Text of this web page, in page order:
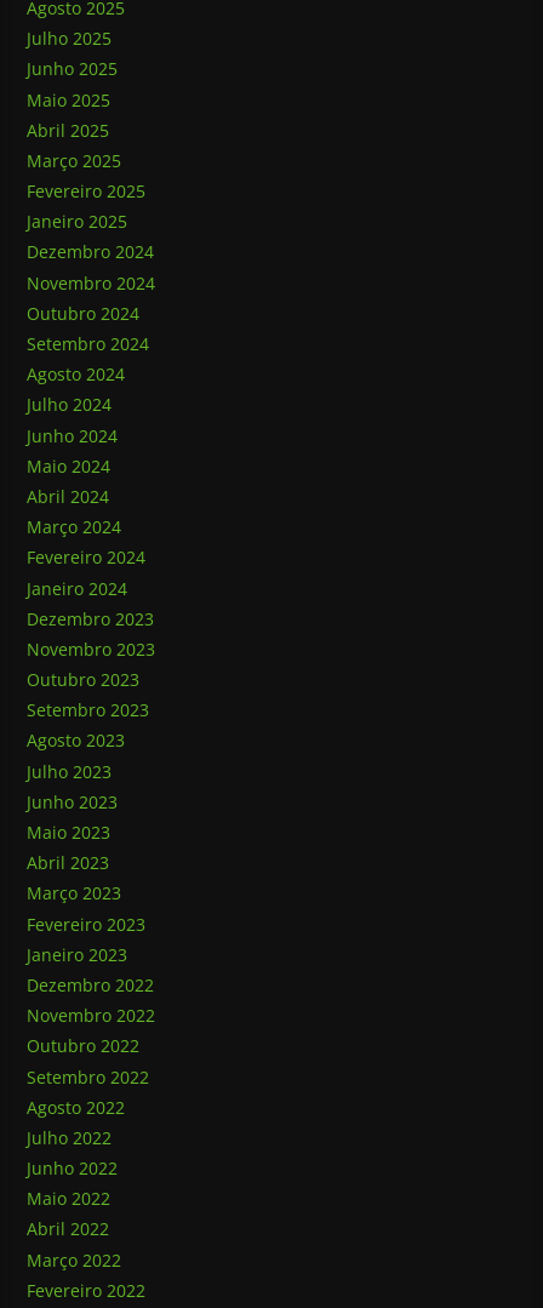
Agosto 2025
Julho 2025
Junho 2025
Maio 2025
Abril 2025
Março 2025
Fevereiro 2025
Janeiro 2025
Dezembro 2024
Novembro 2024
Outubro 2024
Setembro 2024
Agosto 2024
Julho 2024
Junho 2024
Maio 2024
Abril 2024
Março 2024
Fevereiro 2024
Janeiro 2024
Dezembro 2023
Novembro 2023
Outubro 2023
Setembro 2023
Agosto 2023
Julho 2023
Junho 2023
Maio 2023
Abril 2023
Março 2023
Fevereiro 2023
Janeiro 2023
Dezembro 2022
Novembro 2022
Outubro 2022
Setembro 2022
Agosto 2022
Julho 2022
Junho 2022
Maio 2022
Abril 2022
Março 2022
Fevereiro 2022